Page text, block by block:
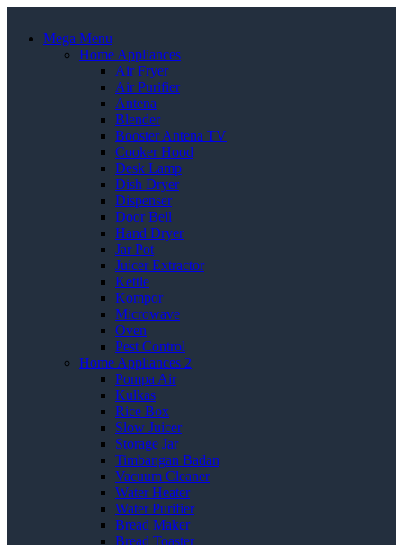
Mega Menu
Home Appliances
Air Fryer
Air Purifier
Antena
Blender
Booster Antena TV
Cooker Hood
Desk Lamp
Dish Dryer
Dispenser
Door Bell
Hand Dryer
Jar Pot
Juicer Extractor
Kettle
Kompor
Microwave
Oven
Pest Control
Home Appliances 2
Pompa Air
Kulkas
Rice Box
Slow Juicer
Storage Jar
Timbangan Badan
Vacuum Cleaner
Water Heater
Water Purifier
Bread Maker
Bread Toaster